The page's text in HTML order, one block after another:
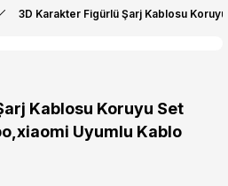
3D Karakter Figürlü Şarj Kablosu
Kablosu Koruyu Set
Uyumlu Kablo